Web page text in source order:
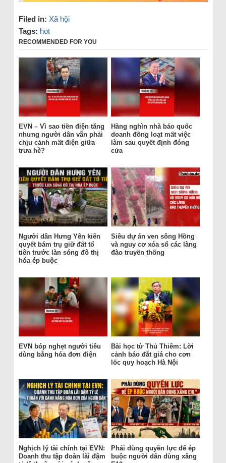
Filed in: Xã hội
Tags: hot
RECOMMENDED FOR YOU
EVN – Vì sao tiền điện tăng
nhưng người dân vẫn phải
chịu cảnh mất điện giữa
trưa hè?
Hàng nghìn nhà báo quốc
doanh đồng loạt mất việc
làm sau quyết định đóng
cửa
Người dân Hưng Yên kiên
quyết bám trụ giữ đất tổ
tiên trước làn sóng đô thị
hóa ép buộc
Siêu dự án ven sông Hồng
và nguy cơ xóa sổ các làng
đào truyền thống
EVN bóp nghẹt người tiêu
dùng bằng hóa đơn điện
Bài học từ Thủ Thiêm: Lời
cảnh báo đắt giá cho cơn
lốc quy hoạch Hà Nội
Nghịch lý tài chính tại EVN:
Doanh thu tập đoàn lãi đậm
Phải dùng quyền lực để ép
buộc người dân dùng xăng